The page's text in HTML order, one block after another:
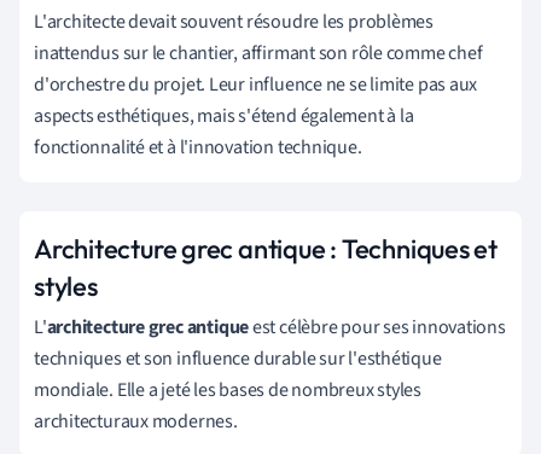
L'architecte devait souvent résoudre les problèmes
inattendus sur le chantier, affirmant son rôle comme chef
d'orchestre du projet. Leur influence ne se limite pas aux
aspects esthétiques, mais s'étend également à la
fonctionnalité et à l'innovation technique.
Architecture grec antique : Techniques et
styles
L'architecture grec antiqueest célèbre pour ses innovations
techniques et son influence durable sur l'esthétique
mondiale. Elle a jeté les bases de nombreux styles
architecturaux modernes.